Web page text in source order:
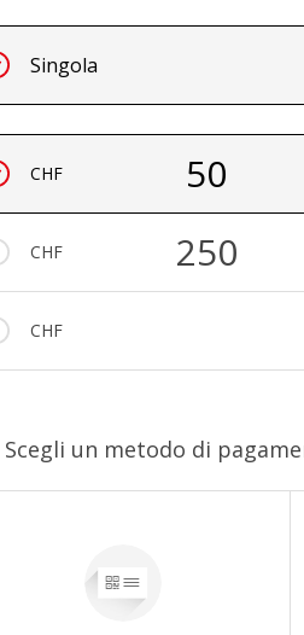
Singola
CHF 50
CHF 250
CHF
Scegli un metodo di